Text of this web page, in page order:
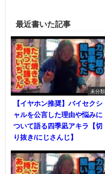
最近書いた記事
未分類
【イヤホン推奨】バイセクシ
ャルを公言した理由や悩みに
ついて語る四季凪アキラ【切
り抜き/にじさんじ】